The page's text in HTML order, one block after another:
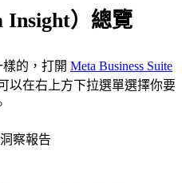
Insight）總覽
樣的，打開 Meta Business Suite
以在右上方下拉選單選擇你要
報告